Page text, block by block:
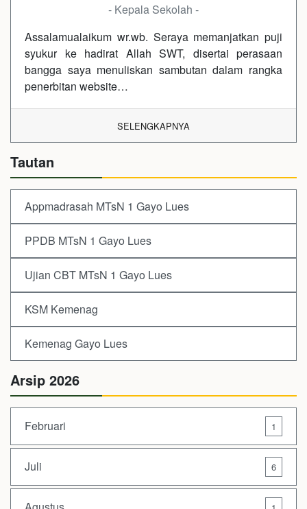
- Kepala Sekolah -
Assalamualaikum wr.wb. Seraya memanjatkan puji
syukur ke hadirat Allah SWT, disertai perasaan
bangga saya menuliskan sambutan dalam rangka
penerbitan website…
SELENGKAPNYA
Tautan
Appmadrasah MTsN 1 Gayo Lues
PPDB MTsN 1 Gayo Lues
Ujian CBT MTsN 1 Gayo Lues
KSM Kemenag
Kemenag Gayo Lues
Arsip 2026
Februari 1
Juli 6